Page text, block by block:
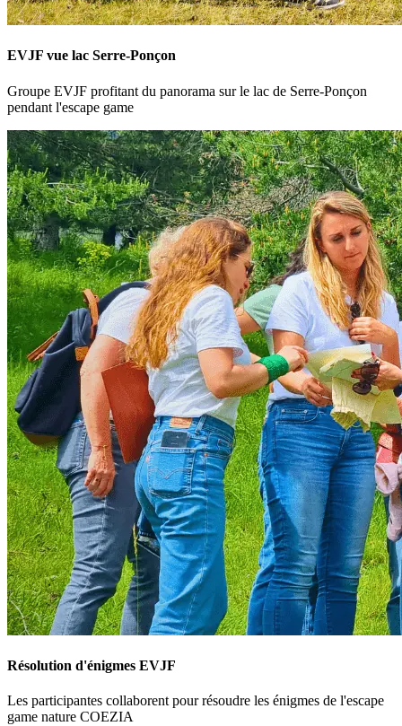
EVJF vue lac Serre-Ponçon
Groupe EVJF profitant du panorama sur le lac de Serre-Ponçon
pendant l'escape game
Résolution d'énigmes EVJF
Les participantes collaborent pour résoudre les énigmes de l'escape
game nature COEZIA